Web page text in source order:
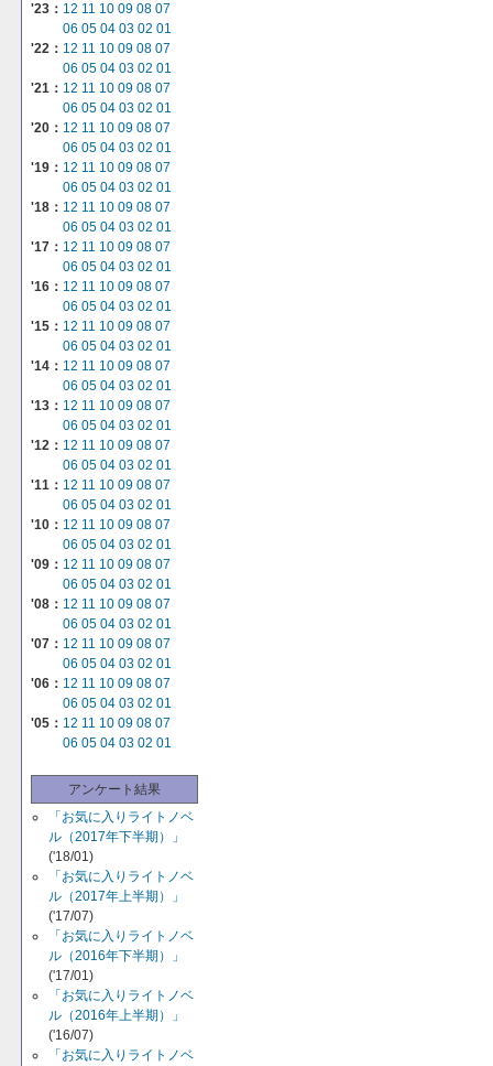
'23： 12 11 10 09 08 07
06 05 04 03 02 01
'22： 12 11 10 09 08 07
06 05 04 03 02 01
'21： 12 11 10 09 08 07
06 05 04 03 02 01
'20： 12 11 10 09 08 07
06 05 04 03 02 01
'19： 12 11 10 09 08 07
06 05 04 03 02 01
'18： 12 11 10 09 08 07
06 05 04 03 02 01
'17： 12 11 10 09 08 07
06 05 04 03 02 01
'16： 12 11 10 09 08 07
06 05 04 03 02 01
'15： 12 11 10 09 08 07
06 05 04 03 02 01
'14： 12 11 10 09 08 07
06 05 04 03 02 01
'13： 12 11 10 09 08 07
06 05 04 03 02 01
'12： 12 11 10 09 08 07
06 05 04 03 02 01
'11： 12 11 10 09 08 07
06 05 04 03 02 01
'10： 12 11 10 09 08 07
06 05 04 03 02 01
'09： 12 11 10 09 08 07
06 05 04 03 02 01
'08： 12 11 10 09 08 07
06 05 04 03 02 01
'07： 12 11 10 09 08 07
06 05 04 03 02 01
'06： 12 11 10 09 08 07
06 05 04 03 02 01
'05： 12 11 10 09 08 07
06 05 04 03 02 01
アンケート結果
「お気に入りライトノベ
ル（2017年下半期）」
('18/01)
「お気に入りライトノベ
ル（2017年上半期）」
('17/07)
「お気に入りライトノベ
ル（2016年下半期）」
('17/01)
「お気に入りライトノベ
ル（2016年上半期）」
('16/07)
「お気に入りライトノベ